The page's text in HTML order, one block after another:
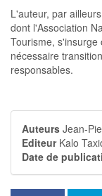
L'auteur, par
dont l'Association
Tourisme,
nécessaire
responsables.
Auteurs Jean-
Editeur Kalo
Date de